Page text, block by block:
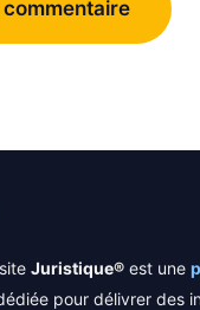
Juristique® est une
pour délivrer des